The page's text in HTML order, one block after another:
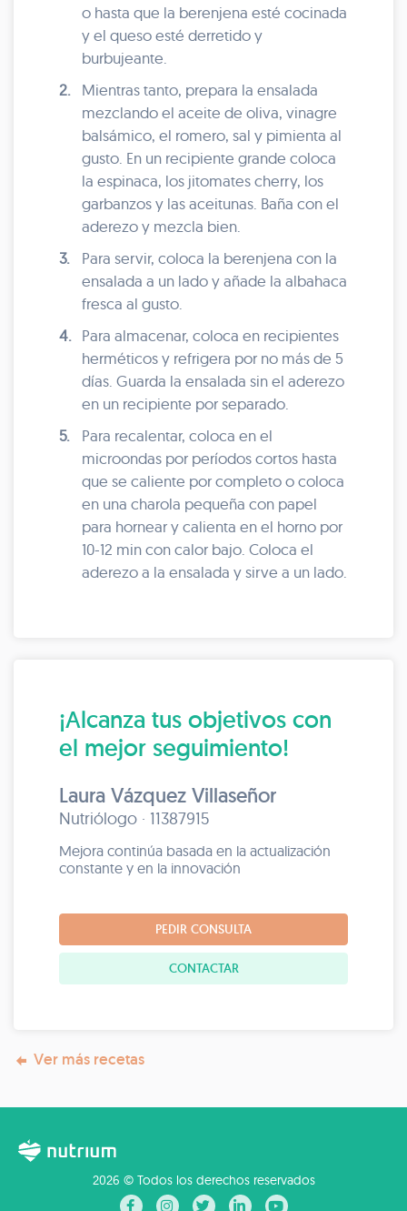
o hasta que la berenjena esté cocinada
y el queso esté derretido y
burbujeante.
2.
Mientras tanto, prepara la ensalada
mezclando el aceite de oliva, vinagre
balsámico, el romero, sal y pimienta al
gusto. En un recipiente grande coloca
la espinaca, los jitomates cherry, los
garbanzos y las aceitunas. Baña con el
aderezo y mezcla bien.
3.
Para servir, coloca la berenjena con la
ensalada a un lado y añade la albahaca
fresca al gusto.
4.
Para almacenar, coloca en recipientes
herméticos y refrigera por no más de 5
días. Guarda la ensalada sin el aderezo
en un recipiente por separado.
5.
Para recalentar, coloca en el
microondas por períodos cortos hasta
que se caliente por completo o coloca
en una charola pequeña con papel
para hornear y calienta en el horno por
10-12 min con calor bajo. Coloca el
aderezo a la ensalada y sirve a un lado.
¡Alcanza tus objetivos con
el mejor seguimiento!
Laura Vázquez Villaseñor
Nutriólogo · 11387915
Mejora continúa basada en la actualización
constante y en la innovación
PEDIR CONSULTA
CONTACTAR
Ver más recetas
2026 © Todos los derechos reservados